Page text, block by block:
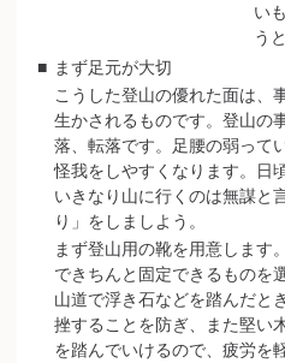
い
う
■ まず足元が大切
こうした登山の優れた面は、
生かされるものです。登山の
落、転落です。足腰の弱って
怪我をしやすくなります。日
いきなり山に行くのは無謀と
り」をしましよう。
まず登山用の靴を用意します
できちんと固定できるものを
山道で浮き石などを踏んだと
挫することを防ぎ、また堅い
を踏んでいけるので、疲労を